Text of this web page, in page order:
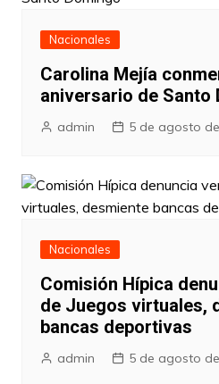
Nacionales
Carolina Mejía
aniversario de Santo
admin 5 de agosto
Nacionales
Comisión Hípica
de Juegos virtuales,
bancas deportivas
admin 5 de agosto